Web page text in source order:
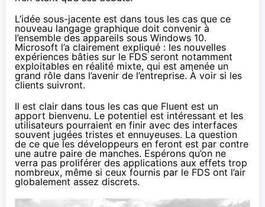
L’idée sous-jacente est dans tous les cas que ce
nouveau langage graphique doit convenir à
l’ensemble des appareils sous Windows 10.
Microsoft l’a clairement expliqué : les nouvelles
expériences bâties sur le FDS seront notamment
exploitables en réalité mixte, qui est amenée un
grand rôle dans l’avenir de l’entreprise. À voir si les
clients suivront.
Il est clair dans tous les cas que Fluent est un
apport bienvenu. Le potentiel est intéressant et les
utilisateurs pourraient en finir avec des interfaces
souvent jugées tristes et ennuyeuses. La question
de ce que les développeurs en feront est par contre
une autre paire de manches. Espérons qu’on ne
verra pas proliférer des applications aux effets trop
nombreux, même si ceux fournis par le FDS ont l’air
globalement assez discrets.